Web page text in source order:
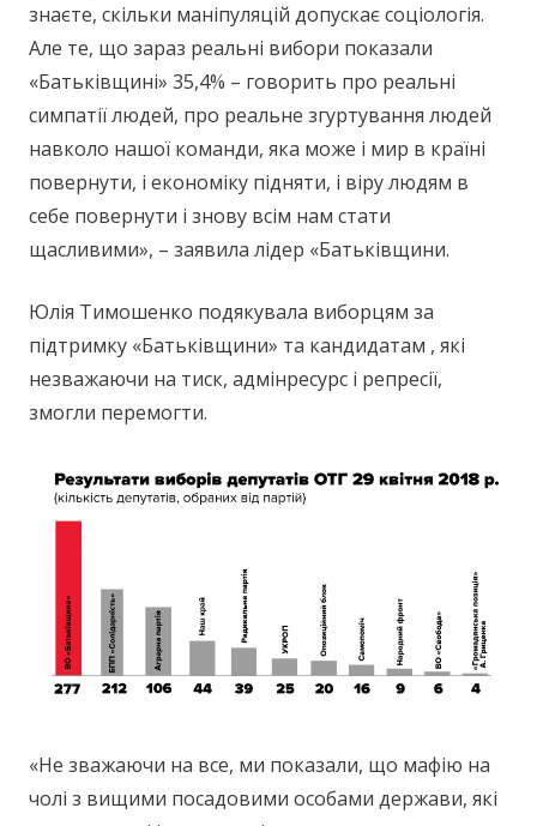
знаєте, скільки маніпуляцій допускає соціологія.
Але те, що зараз реальні вибори показали
«Батьківщині» 35,4% – говорить про реальні
симпатії людей, про реальне згуртування людей
навколо нашої команди, яка може і мир в країні
повернути, і економіку підняти, і віру людям в
себе повернути і знову всім нам стати
щасливими», – заявила лідер «Батьківщини.
Юлія Тимошенко подякувала виборцям за
підтримку «Батьківщини» та кандидатам , які
незважаючи на тиск, адмінресурс і репресії,
змогли перемогти.
«Не зважаючи на все, ми показали, що мафію на
чолі з вищими посадовими особами держави, які